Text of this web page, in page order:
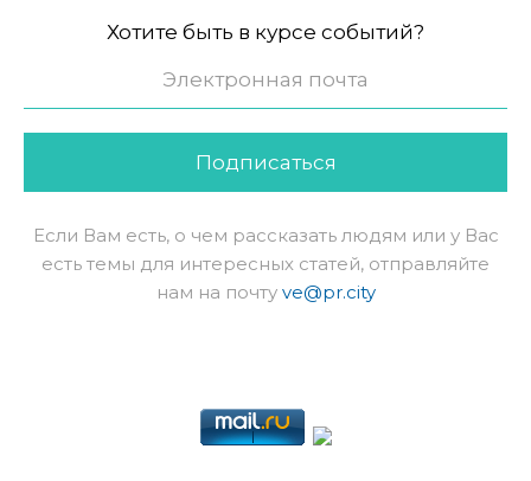
Хотите быть в курсе событий?
Подписаться
Если Вам есть, о чем рассказать людям или у Вас
есть темы для интересных статей, отправляйте
нам на почту ve@pr.city